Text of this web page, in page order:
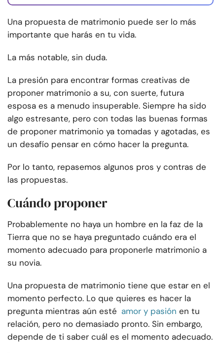
Una propuesta de matrimonio puede ser lo más
importante que harás en tu vida.
La más notable, sin duda.
La presión para encontrar formas creativas de
proponer matrimonio a su, con suerte, futura
esposa es a menudo insuperable. Siempre ha sido
algo estresante, pero con todas las buenas formas
de proponer matrimonio ya tomadas y agotadas, es
un desafío pensar en cómo hacer la pregunta.
Por lo tanto, repasemos algunos pros y contras de
las propuestas.
Cuándo proponer
Probablemente no haya un hombre en la faz de la
Tierra que no se haya preguntado cuándo era el
momento adecuado para proponerle matrimonio a
su novia.
Una propuesta de matrimonio tiene que estar en el
momento perfecto. Lo que quieres es hacer la
pregunta mientras aún esté amor y pasión en tu
relación, pero no demasiado pronto. Sin embargo,
depende de ti saber cuál es el momento adecuado.